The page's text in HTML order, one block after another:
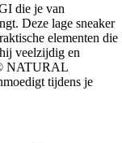
die je van
Deze lage sneaker
elementen die
veelzijdig en
NATURAL
tijdens je